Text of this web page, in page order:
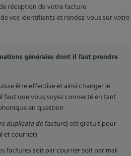
réception de votre facture
vos identifiants et rendez-vous sur votre
générales dont il faut prendre
être effective et ainsi changer le
faut que vous soyez connecté en tant
en question
duplicata de facture) est gratuit pour
et courrier)
factures soit par courrier soit par mail